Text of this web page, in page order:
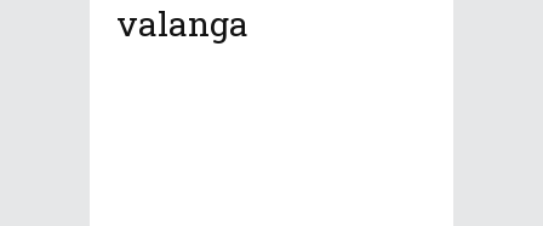
valanga